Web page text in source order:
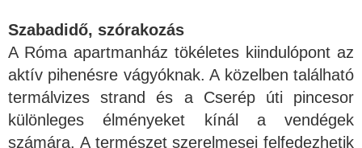
Szabadidő, szórakozás
A Róma apartmanház tökéletes kiindulópont az
aktív pihenésre vágyóknak. A közelben található
termálvizes strand és a Cserép úti pincesor
különleges élményeket kínál a vendégek
számára. A természet szerelmesei felfedezhetik